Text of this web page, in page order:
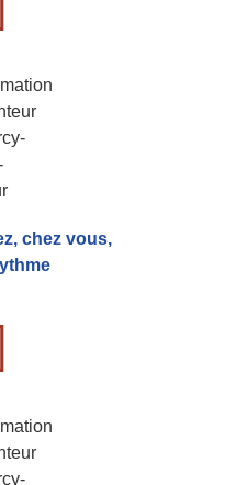
chez vous,